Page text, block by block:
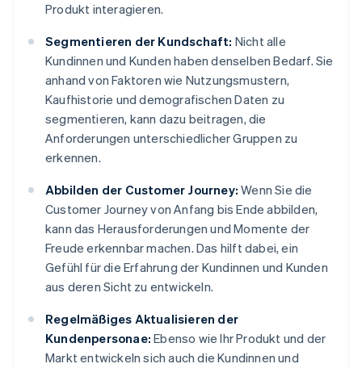
Produkt interagieren.
Segmentieren der Kundschaft: Nicht alle
Kundinnen und Kunden haben denselben Bedarf. Sie
anhand von Faktoren wie Nutzungsmustern,
Kaufhistorie und demografischen Daten zu
segmentieren, kann dazu beitragen, die
Anforderungen unterschiedlicher Gruppen zu
erkennen.
Abbilden der Customer Journey: Wenn Sie die
Customer Journey von Anfang bis Ende abbilden,
kann das Herausforderungen und Momente der
Freude erkennbar machen. Das hilft dabei, ein
Gefühl für die Erfahrung der Kundinnen und Kunden
aus deren Sicht zu entwickeln.
Regelmäßiges Aktualisieren der
Kundenpersonae: Ebenso wie Ihr Produkt und der
Markt entwickeln sich auch die Kundinnen und